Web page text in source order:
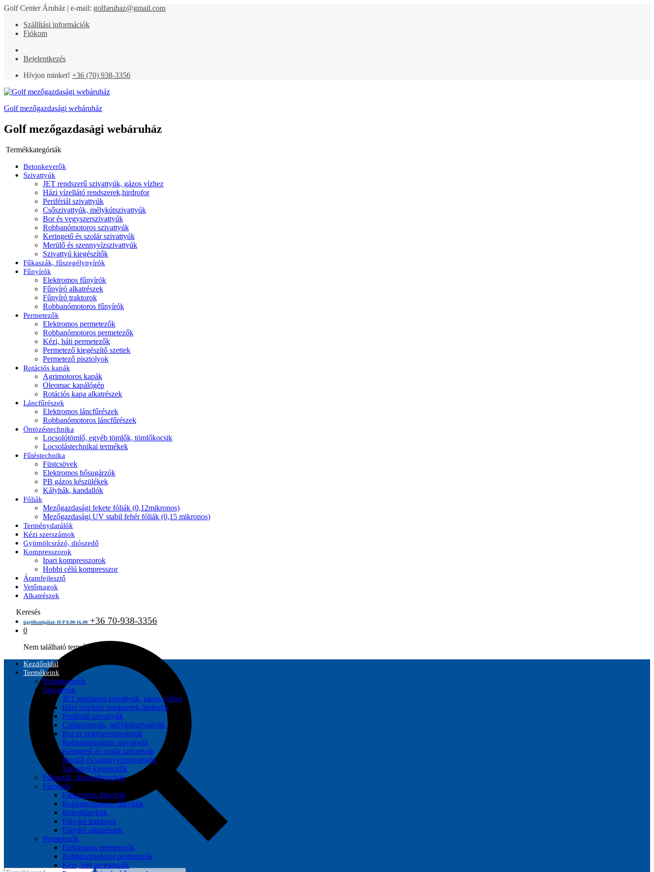
Golf Center Áruház | e-mail: golfaruhaz@gmail.com
Szállítási információk
Fiókom
Bejelentkezés
Hívjon minket! +36 (70) 938-3356
Golf mezőgazdasági webáruház
Golf mezőgazdasági webáruház
Termékkategóriák
Betonkeverők
Szivattyúk
JET rendszerű szivattyúk, gázos vízhez
Házi vízellátó rendszerek,hirdrofor
Perifériál szivattyúk
Csőszivattyúk, mélykútszivattyúk
Bor és vegyszerszivattyúk
Robbanómotoros szivattyúk
Keringető és szolár szivattyúk
Merülő és szennyvízszivattyúk
Szivattyú kiegészítők
Fűkaszák, fűszegélynyírók
Fűnyírók
Elektromos fűnyírók
Fűnyíró alkatrészek
Fűnyíró traktorok
Robbanómotoros fűnyírók
Permetezők
Elektromos permetezők
Robbanómotoros permetezők
Kézi, háti permetezők
Permetező kiegészítő szettek
Permetező pisztolyok
Rotációs kapák
Agrimotoros kapák
Oleomac kapálógép
Rotációs kapa alkatrészek
Láncfűrészek
Elektromos láncfűrészek
Robbanómotoros láncfűrészek
Öntözéstechnika
Locsolótömlő, egyéb tömlők, tömlőkocsik
Locsolástechnikai termékek
Fűtéstechnika
Füstcsövek
Elektromos hősugárzók
PB gázos készülékek
Kályhák, kandallók
Fóliák
Mezőgazdasági fekete fóliák (0,12mikronos)
Mezőgazdasági UV stabil fehér fóliák (0,15 mikronos)
Terménydarálók
Kézi szerszámok
Gyümölcsrázó, diószedő
Kompresszorok
Ipari kompresszorok
Hobbi célú kompresszor
Áramfejlesztő
Vetőmagok
Alkatrészek
Keresés
ügyfélszolgálat: H-P 8.00-16.00 +36 70-938-3356
0
Nem található termék a kosárban.
Kezdőoldal
Termékeink
Betonkeverők
Szivattyúk
JET rendszerű szivattyúk, gázos vízhez
Házi vízellátó rendszerek,hirdrofor
Perifériál szivattyúk
Csőszivattyúk, mélykútszivattyúk
Bor és vegyszerszivattyúk
Robbanómotoros szivattyúk
Keringető és szolár szivattyúk
Merülő és szennyvízszivattyúk
Szivattyú kiegészítők
Fűkaszák, fűszegélynyírók
Fűnyírók
Elektromos fűnyírók
Robbanómotoros fűnyírók
Robotfűnyírók
Fűnyíró traktorok
Fűnyíró alkatrészek
Permetezők
Elektromos permetezők
Robbanómotoros permetezők
Kézi, háti permetezők